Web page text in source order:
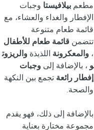
مطعمبيلافيستا وجبات
الإفطار والغداء والعشاء، مع
قائمة طعام متنوعة
تتضمنقائمة طعام للأطفال
،والمعكرونة اللذيذةوالريزوت
و ، بالإضافة إلىوجبات
إفطار رائعة تجمع بين النكهة
والصحة.
بالإضافة إلى ذلك، فهو يقدم
مجموعة مختارة بعناية